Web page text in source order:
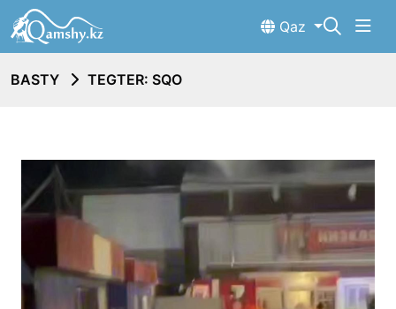
Qaz
BASTY TEGTER: SQO